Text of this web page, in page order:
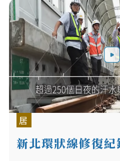
居
新北環狀線修復